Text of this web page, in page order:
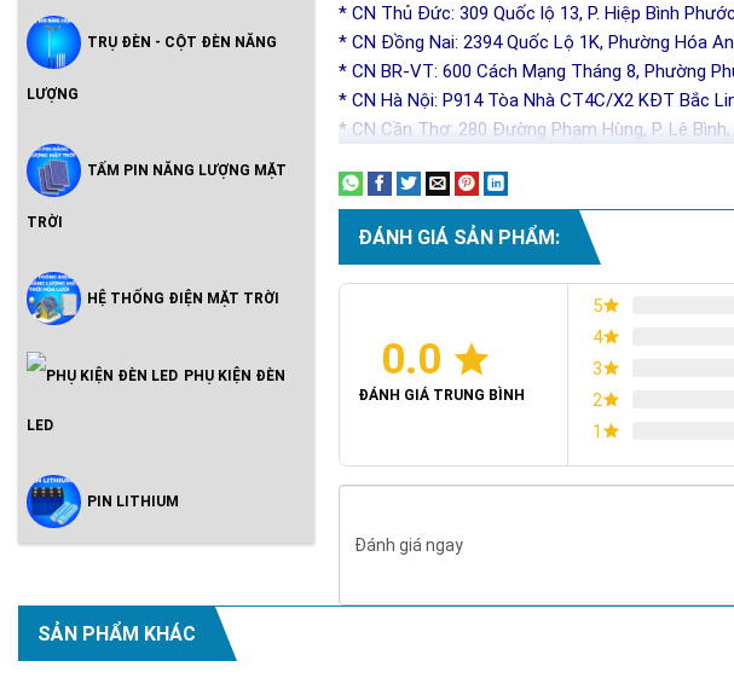
TRỤ ĐÈN - CỘT ĐÈN NĂNG
LƯỢNG
TẤM PIN NĂNG LƯỢNG MẶT
TRỜI
HỆ THỐNG ĐIỆN MẶT TRỜI
Inveter Hòa Lưới Có Lưu Trữ -
PHỤ KIỆN ĐÈN
LED
PIN LITHIUM
* CN Thủ Đức: 309 Quốc lộ 13, P. Hiệp Bình
* CN Đồng Nai: 2394 Quốc Lộ 1K, Phường Hóa
* CN BR-VT: 600 Cách Mạng Tháng 8, Phường
* CN Hà Nội: P914 Tòa Nhà CT4C/X2 KĐT Bắc
* CN Cần Thơ: 280 Đường Phạm Hùng, P. Lê
ĐÁNH GIÁ SẢN PHẨM:
0.0
ĐÁNH GIÁ TRUNG BÌNH
5
4
3
2
1
Đánh giá ngay
SẢN PHẨM KHÁC